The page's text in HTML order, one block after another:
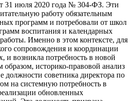
31 июля 2020 года № 304-ФЗ. Эти
работу обязательным
программ и потребовали от школ
воспитания и календарных
Именно в этом контексте, для
сопровождения и координации
и возникла потребность в новой
историко-правовой анализ
должности советника директора по
на системную потребность в
обновленных